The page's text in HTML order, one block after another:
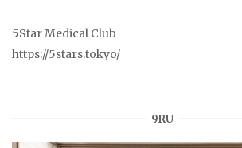
5Star Medical Club
https://5stars.tokyo/
9RU